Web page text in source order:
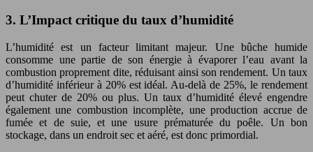
3. L’Impact critique du taux d’humidité
L’humidité est un facteur limitant majeur. Une bûche humide
consomme une partie de son énergie à évaporer l’eau avant la
combustion proprement dite, réduisant ainsi son rendement. Un taux
d’humidité inférieur à 20% est idéal. Au-delà de 25%, le rendement
peut chuter de 20% ou plus. Un taux d’humidité élevé engendre
également une combustion incomplète, une production accrue de
fumée et de suie, et une usure prématurée du poêle. Un bon
stockage, dans un endroit sec et aéré, est donc primordial.